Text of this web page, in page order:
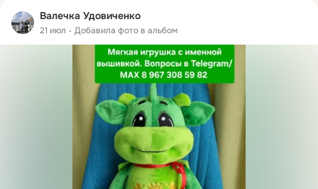
Валечка Удовиченко
21 июл Добавила фото в альбом